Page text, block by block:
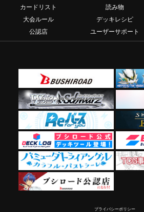
カードリスト
読み物
大会ルール
デッキレシピ
公認店
ユーザーサポート
プライバシーポリシー